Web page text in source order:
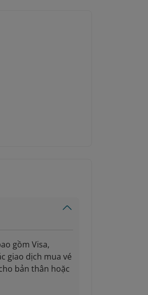
gồm Visa,
giao dịch mua vé
bản thân hoặc